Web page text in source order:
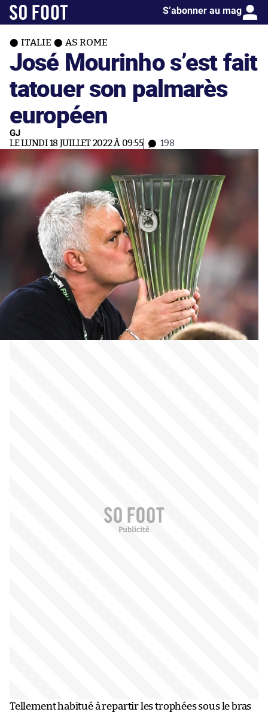
S’abonner au mag
ITALIE AS ROME
José Mourinho s’est fait
tatouer son palmarès
européen
GJ
LE LUNDI 18 JUILLET 2022 À 09:55 198
Tellement habitué à repartir les trophées sous le bras